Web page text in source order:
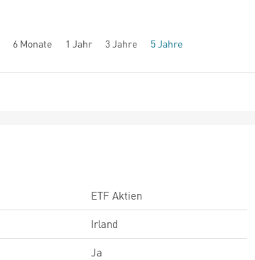
6 Monate 1 Jahr 3 Jahre 5 Jahre
ETF Aktien
Irland
Ja